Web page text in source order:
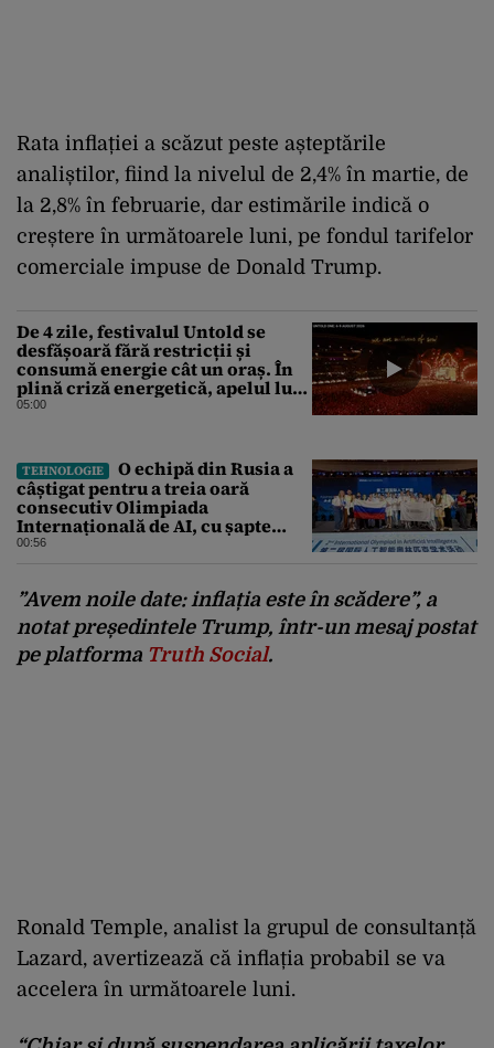
Rata inflației a scăzut peste așteptările
analiștilor, fiind la nivelul de 2,4% în martie, de
la 2,8% în februarie, dar estimările indică o
creștere în următoarele luni, pe fondul tarifelor
comerciale impuse de Donald Trump.
De 4 zile, festivalul Untold se
desfășoară fără restricții și
consumă energie cât un oraș. În
plină criză energetică, apelul lui
Bolojan de economisire a
partid, Emil Boc
05:00
TEHNOLOGIE
O echipă din Rusia a
câștigat pentru a treia oară
consecutiv Olimpiada
Internațională de AI, cu șapte
medalii din aur și una de bronz
00:56
”Avem noile date: inflația este în scădere”, a
notat președintele Trump, într-un mesaj postat
pe platforma Truth Social.
Ronald Temple, analist la grupul de consultanță
Lazard, avertizează că inflația probabil se va
accelera în următoarele luni.